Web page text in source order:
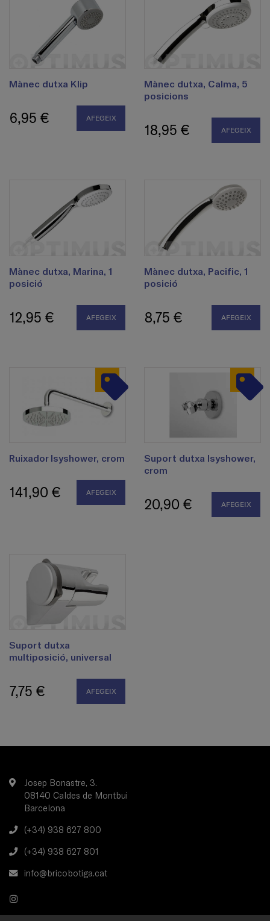
Mànec dutxa Klip
6,95 € AFEGEIX
Mànec dutxa, Calma, 5
posicions
18,95 € AFEGEIX
Mànec dutxa, Marina, 1
posició
12,95 € AFEGEIX
Mànec dutxa, Pacific, 1
posició
8,75 € AFEGEIX
Ruixador Isyshower, crom
141,90 € AFEGEIX
Suport dutxa Isyshower,
crom
20,90 € AFEGEIX
Suport dutxa
multiposició, universal
7,75 € AFEGEIX
Josep Bonastre, 3.
08140 Caldes de Montbui
Barcelona
(+34) 938 627 800
(+34) 938 627 801
info@bricobotiga.cat